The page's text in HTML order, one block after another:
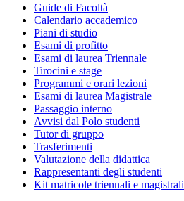
Guide di Facoltà
Calendario accademico
Piani di studio
Esami di profitto
Esami di laurea Triennale
Tirocini e stage
Programmi e orari lezioni
Esami di laurea Magistrale
Passaggio interno
Avvisi dal Polo studenti
Tutor di gruppo
Trasferimenti
Valutazione della didattica
Rappresentanti degli studenti
Kit matricole triennali e magistrali